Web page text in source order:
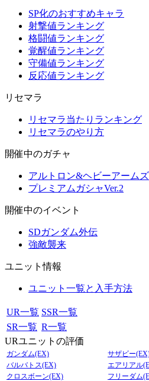
SP化のおすすめキャラ
射撃値ランキング
格闘値ランキング
覚醒値ランキング
守備値ランキング
反応値ランキング
リセマラ
リセマラ当たりランキング
リセマラのやり方
開催中のガチャ
アルトロン&ヘビーアーム
プレミアムガシャVer.2
開催中のイベント
SDガンダム外伝
強敵襲来
ユニット情報
ユニット一覧と入手方法
UR一覧 SSR一覧
SR一覧 R一覧
URユニットの評価
ガンダム(EX)
サザビー
バルバトス(EX)
エアリアル
クロスボーン(EX)
フリーダム